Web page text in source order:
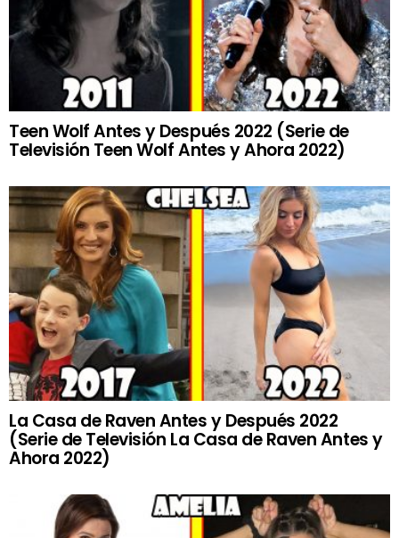
Teen Wolf Antes y Después 2022 (Serie de
Televisión Teen Wolf Antes y Ahora 2022)
La Casa de Raven Antes y Después 2022
(Serie de Televisión La Casa de Raven Antes y
Ahora 2022)